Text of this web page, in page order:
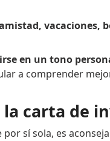
vacaciones,
en un tono
a comprender
la carta de
sí sola, es